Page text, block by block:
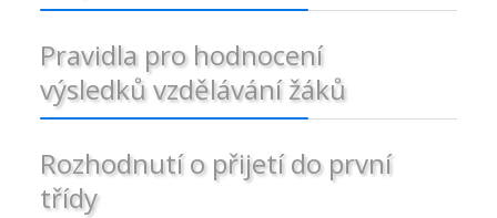
Pravidla pro hodnocení
výsledků vzdělávání žáků
Rozhodnutí o přijetí do první
třídy